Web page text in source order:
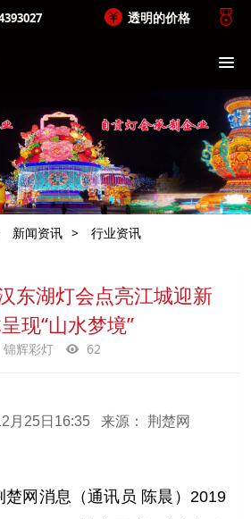
透明的价格
新闻资讯 > 行业资讯
东湖灯会点亮江城迎新
现“山水梦境”
锦辉彩灯 62
月25日16:35 来源： 荆楚网
网消息（通讯员 陈晨）2019